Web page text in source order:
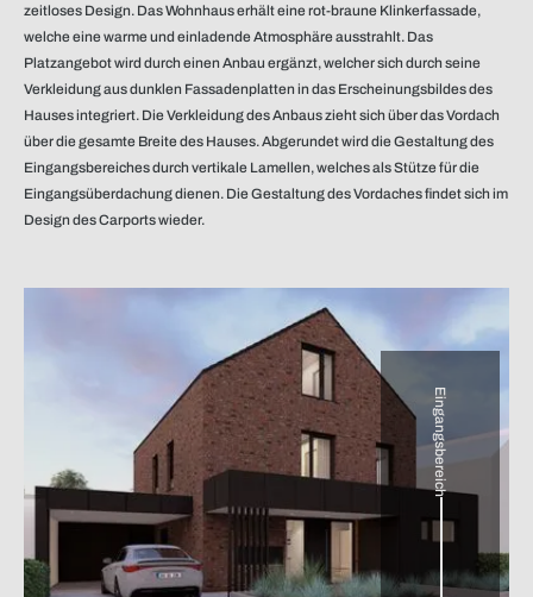
zeitloses Design. Das Wohnhaus erhält eine rot-braune Klinkerfassade,
welche eine warme und einladende Atmosphäre ausstrahlt. Das
Platzangebot wird durch einen Anbau ergänzt, welcher sich durch seine
Verkleidung aus dunklen Fassadenplatten in das Erscheinungsbildes des
Hauses integriert. Die Verkleidung des Anbaus zieht sich über das Vordach
über die gesamte Breite des Hauses. Abgerundet wird die Gestaltung des
Eingangsbereiches durch vertikale Lamellen, welches als Stütze für die
Eingangsüberdachung dienen. Die Gestaltung des Vordaches findet sich im
Design des Carports wieder.
Eingangsbereich